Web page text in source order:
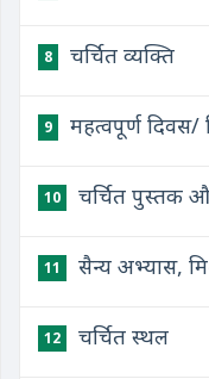
8 चर्चित व्यक्ति
9 महत्वपूर्ण
10 चर्चित पुस्तक
11 सैन्य अभ्यास,
12 चर्चित स्थल